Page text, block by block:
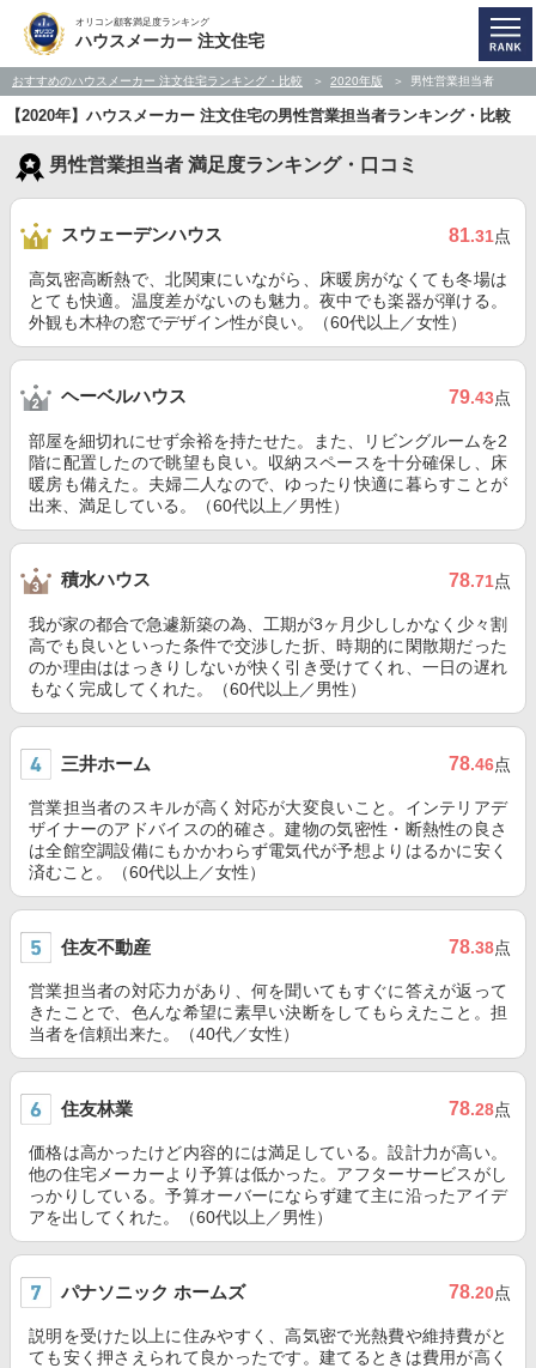
オリコン顧客満足度ランキング
ハウスメーカー 注文住宅
おすすめのハウスメーカー 注文住宅ランキング・比較 2020年版 男性営業担当者
【2020年】ハウスメーカー 注文住宅の男性営業担当者ランキング・比較
男性営業担当者 満足度ランキング・口コミ
スウェーデンハウス 81.31点
高気密高断熱で、北関東にいながら、床暖房がなくても冬場は
とても快適。温度差がないのも魅力。夜中でも楽器が弾ける。
外観も木枠の窓でデザイン性が良い。（60代以上／女性）
ヘーベルハウス 79.43点
部屋を細切れにせず余裕を持たせた。また、リビングルームを2
階に配置したので眺望も良い。収納スペースを十分確保し、床
暖房も備えた。夫婦二人なので、ゆったり快適に暮らすことが
出来、満足している。（60代以上／男性）
積水ハウス 78.71点
我が家の都合で急遽新築の為、工期が3ヶ月少ししかなく少々割
高でも良いといった条件で交渉した折、時期的に閑散期だった
のか理由ははっきりしないが快く引き受けてくれ、一日の遅れ
もなく完成してくれた。（60代以上／男性）
三井ホーム 78.46点
営業担当者のスキルが高く対応が大変良いこと。インテリアデ
ザイナーのアドバイスの的確さ。建物の気密性・断熱性の良さ
は全館空調設備にもかかわらず電気代が予想よりはるかに安く
済むこと。（60代以上／女性）
住友不動産 78.38点
営業担当者の対応力があり、何を聞いてもすぐに答えが返って
きたことで、色んな希望に素早い決断をしてもらえたこと。担
当者を信頼出来た。（40代／女性）
住友林業 78.28点
価格は高かったけど内容的には満足している。設計力が高い。
他の住宅メーカーより予算は低かった。アフターサービスがし
っかりしている。予算オーバーにならず建て主に沿ったアイデ
アを出してくれた。（60代以上／男性）
パナソニック ホームズ 78.20点
説明を受けた以上に住みやすく、高気密で光熱費や維持費がと
ても安く押さえられて良かったです。建てるときは費用が高く